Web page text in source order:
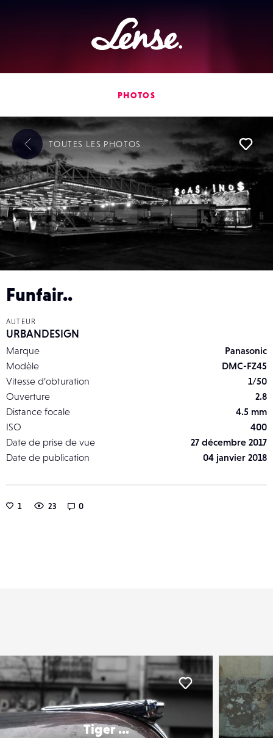
Lense
PHOTOS
Funfair..
AUTEUR
URBANDESIGN
Marque
Panasonic
Modèle
DMC-FZ45
Vitesse d’obturation
1/50
Ouverture
2.8
Distance focale
4.5 mm
ISO
400
Date de prise de vue
27 décembre 2017
Date de publication
04 janvier 2018
1 23 0
TOUTES LES PHOTOS
Tiger ...
Liker